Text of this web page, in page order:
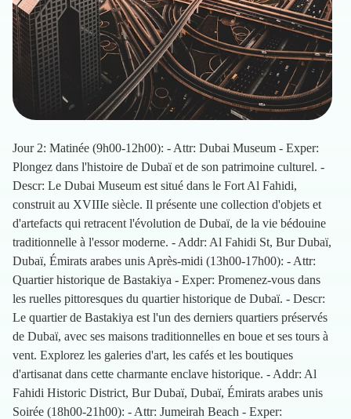
Jour 2: Matinée (9h00-12h00): - Attr: Dubai Museum - Exper:
Plongez dans l'histoire de Dubaï et de son patrimoine culturel. -
Descr: Le Dubai Museum est situé dans le Fort Al Fahidi,
construit au XVIIIe siècle. Il présente une collection d'objets et
d'artefacts qui retracent l'évolution de Dubaï, de la vie bédouine
traditionnelle à l'essor moderne. - Addr: Al Fahidi St, Bur Dubaï,
Dubaï, Émirats arabes unis Après-midi (13h00-17h00): - Attr:
Quartier historique de Bastakiya - Exper: Promenez-vous dans
les ruelles pittoresques du quartier historique de Dubaï. - Descr:
Le quartier de Bastakiya est l'un des derniers quartiers préservés
de Dubaï, avec ses maisons traditionnelles en boue et ses tours à
vent. Explorez les galeries d'art, les cafés et les boutiques
d'artisanat dans cette charmante enclave historique. - Addr: Al
Fahidi Historic District, Bur Dubaï, Dubaï, Émirats arabes unis
Soirée (18h00-21h00): - Attr: Jumeirah Beach - Exper: